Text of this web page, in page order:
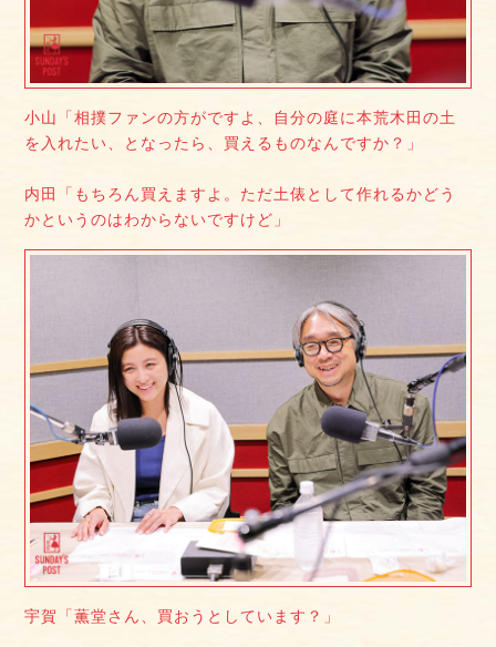
小山「相撲ファンの方がですよ、自分の庭に本荒木田の土
を入れたい、となったら、買えるものなんですか？」
内田「もちろん買えますよ。ただ土俵として作れるかどう
かというのはわからないですけど」
宇賀「薫堂さん、買おうとしています？」